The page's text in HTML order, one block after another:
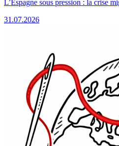
L’Espagne sous pression : la crise
31.07.2026